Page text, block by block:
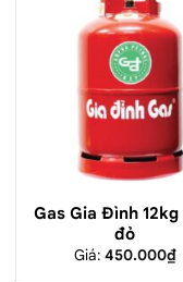
Gas Gia Đình 12kg
đỏ
Giá: 450.000₫